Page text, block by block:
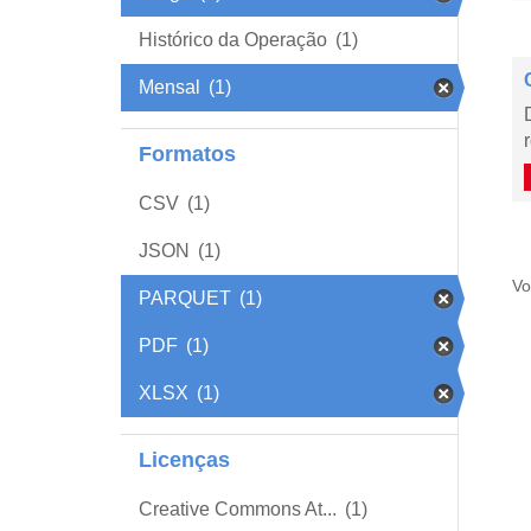
Histórico da Operação (1)
Mensal (1)
Formatos
CSV (1)
JSON (1)
PARQUET (1)
PDF (1)
XLSX (1)
Licenças
Creative Commons At... (1)